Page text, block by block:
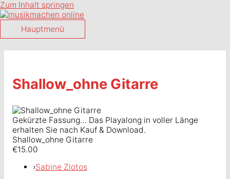
Zum Inhalt springen
Hauptmenü
Shallow_ohne Gitarre
Gekürzte Fassung… Das Playalong in voller Länge
erhalten Sie nach Kauf & Download.
Shallow_ohne Gitarre
€15.00
›Sabine Zlotos